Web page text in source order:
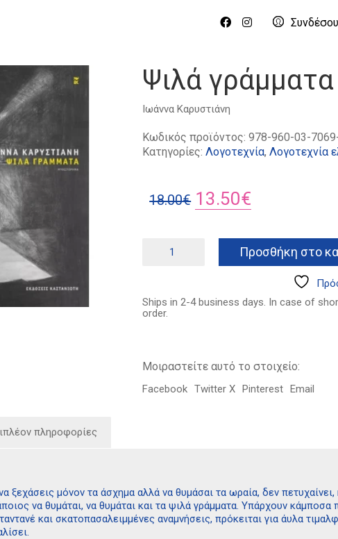
Ψιλά γράμματα
Ιωάννα Καρυστιάνη
Κωδικός προϊόντος:978-960-03-
Κατηγορίες:Λογοτεχνία,Λογοτεχνία
18.00€ Original
was:
18.00€.
13.50€
τιμή
είναι:
13.50€.
γράμματα
Προσθήκη στο
Ships in 2-4 business days. In case of
order.
Μοιραστείτε αυτό το στοιχείο:
Facebook Twitter X Pinterest Email
πληροφορίες
ξεχάσεις μόνον τα άσχημα αλλά να θυμάσαι τα ωραία, δεν
να θυμάται, να θυμάται και τα ψιλά γράμματα. Υπάρχουν
και σκατοπασαλειμμένες αναμνήσεις, πρόκειται για άυλα